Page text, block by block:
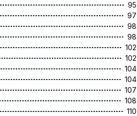
95
97
98
98
102
102
104
104
107
108
110